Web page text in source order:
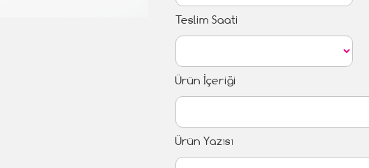
Teslim Saati
Ürün İçeriği
Ürün Yazısı